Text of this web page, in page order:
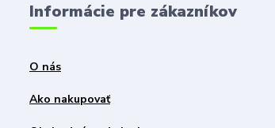
Informácie pre zákazníkov
O nás
Ako nakupovať